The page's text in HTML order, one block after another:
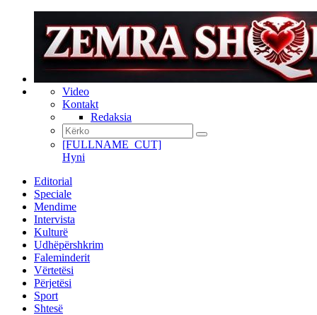
Video
Kontakt
Redaksia
[FULLNAME_CUT]
Hyni
Editorial
Speciale
Mendime
Intervista
Kulturë
Udhëpërshkrim
Faleminderit
Vërtetësi
Përjetësi
Sport
Shtesë